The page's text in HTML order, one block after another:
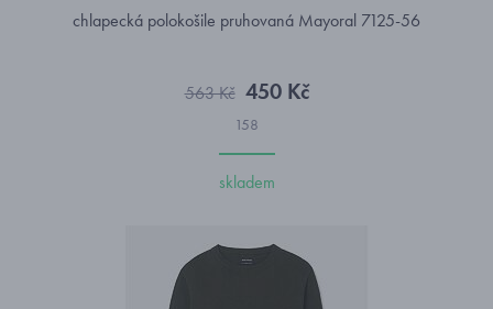
chlapecká polokošile pruhovaná Mayoral 7125-56
563 Kč 450 Kč
158
skladem